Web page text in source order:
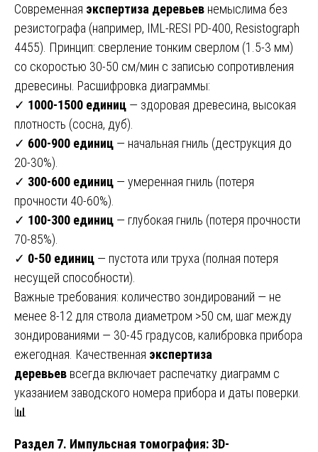
Современная экспертиза деревьев немыслима без
резистографа (например, IML-RESI PD-400, Resistograph
4455). Принцип: сверление тонким сверлом (1.5-3 мм)
со скоростью 30-50 см/мин с записью сопротивления
древесины. Расшифровка диаграммы:
✓ 1000-1500 единиц — здоровая древесина, высокая
плотность (сосна, дуб).
✓ 600-900 единиц — начальная гниль (деструкция до
20-30%).
✓ 300-600 единиц — умеренная гниль (потеря
прочности 40-60%).
✓ 100-300 единиц — глубокая гниль (потеря прочности
70-85%).
✓ 0-50 единиц — пустота или труха (полная потеря
несущей способности).
Важные требования: количество зондирований — не
менее 8-12 для ствола диаметром >50 см, шаг между
зондированиями — 30-45 градусов, калибровка прибора
ежегодная. Качественная экспертиза
деревьев всегда включает распечатку диаграмм с
указанием заводского номера прибора и даты поверки.
📊
Раздел 7. Импульсная томография: 3D-